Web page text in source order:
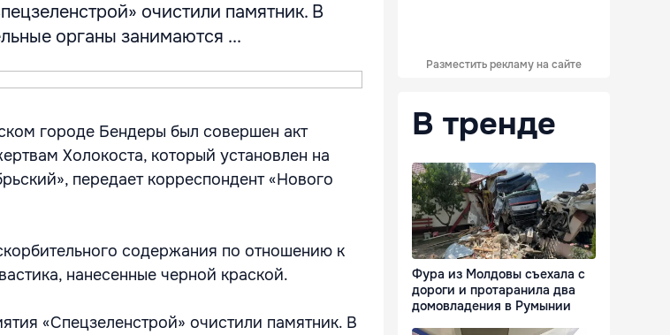
очистили памятник. В
органы занимаются ...
городе Бендеры был совершен акт
Холокоста, который установлен на
передает корреспондент «Нового
содержания по отношению к
нанесенные черной краской.
«Спецзеленстрой» очистили памятник. В
Разместить рекламу на сайте
В тренде
Фура из Молдовы съехала с
дороги и протаранила два
домовладения в Румынии